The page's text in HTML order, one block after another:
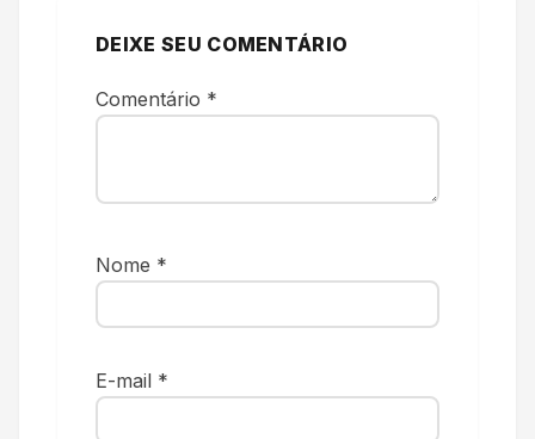
DEIXE SEU COMENTÁRIO
Comentário *
Nome *
E-mail *